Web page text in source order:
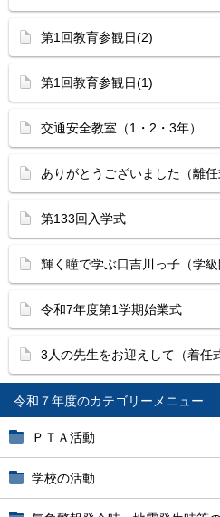
令和７年度
ＰＴＡ活動
学校の活動
第1回教育参観日(2)
第1回教育参観日(1)
交通安全教室（1・2・3年）
ありがとうございました（離
第133回入学式
輝く瞳で学ぶ口吉川っ子（学級
令和7年度第1学期始業式
3人の先生をお迎えして（着任